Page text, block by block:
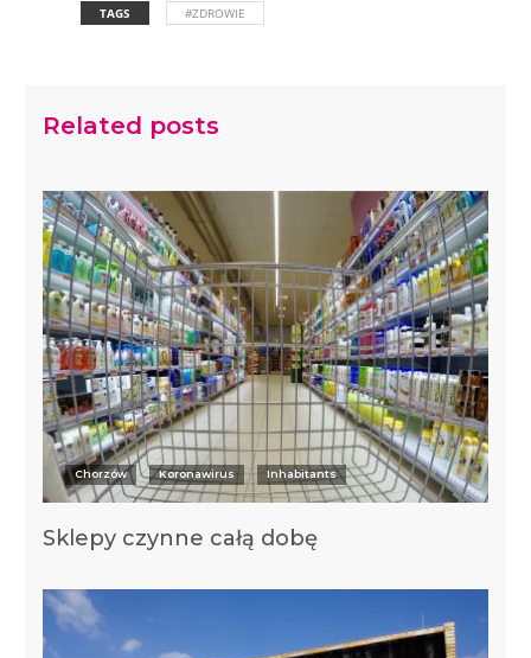
TAGS #ZDROWIE
Related posts
Chorzów Koronawirus Inhabitants
Sklepy czynne całą dobę